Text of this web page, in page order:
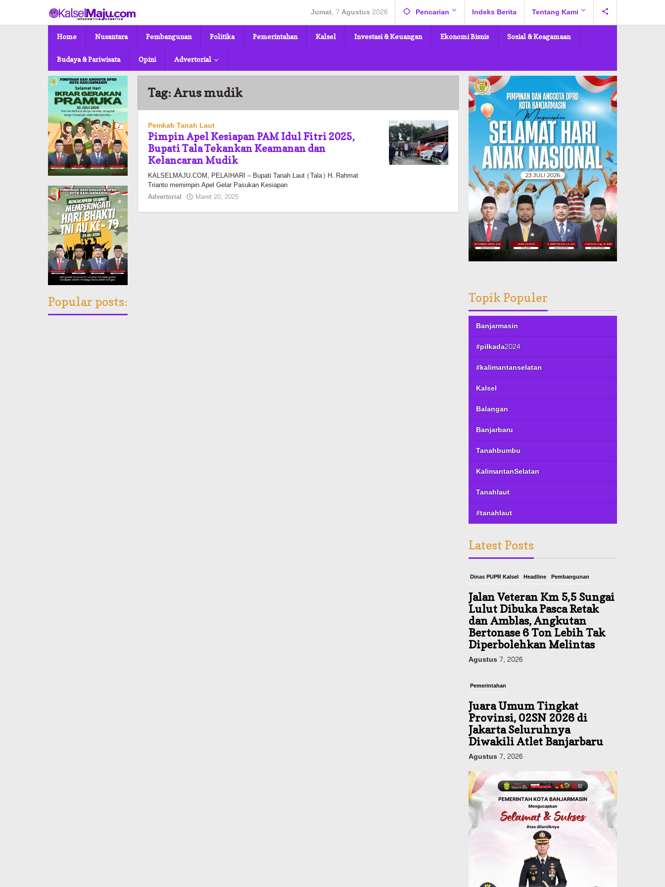
konten
Jumat, 7 Agustus 2026 Pencarian Indeks Berita Tentang Kami
Home Nusantara Pembangunan Politika Pemerintahan Kalsel Investasi & Keuangan Ekonomi Bisnis Sosial & Keagamaan
Budaya & Pariwisata Opini Advertorial
Popular posts:
Tag:Arus mudik
Pemkab Tanah Laut
Pimpin Apel Kesiapan PAM Idul Fitri 2025,
Bupati Tala Tekankan Keamanan dan
Kelancaran Mudik
KALSELMAJU.COM, PELAIHARI – Bupati Tanah Laut (Tala) H. Rahmat
Trianto memimpin Apel Gelar Pasukan Kesiapan
Advertorial
Maret 20, 2025
Topik Populer
Banjarmasin
#pilkada2024
#kalimantanselatan
Kalsel
Balangan
Banjarbaru
Tanahbumbu
KalimantanSelatan
Tanahlaut
#tanahlaut
Latest Posts
Dinas PUPR Kalsel Headline Pembangunan
Jalan Veteran Km 5,5 Sungai
Lulut Dibuka Pasca Retak
dan Amblas, Angkutan
Bertonase 6 Ton Lebih Tak
Diperbolehkan Melintas
Agustus 7, 2026
Pemerintahan
Juara Umum Tingkat
Provinsi, 02SN 2026 di
Jakarta Seluruhnya
Diwakili Atlet Banjarbaru
Agustus 7, 2026
Headline Investasi & Keuangan
KUA-PPAS 2027 Banjarbaru
Defisit 170 Miliar,
Pendapatan 1,2 Triliun
Belanja 1,37 Triliun, Tutup
Kekurangan dari SiLPA
Agustus 7, 2026